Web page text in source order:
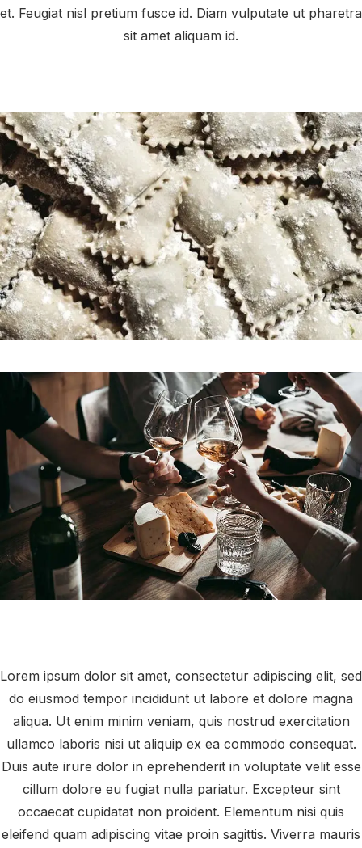
et. Feugiat nisl pretium fusce id. Diam vulputate ut pharetra
sit amet aliquam id.
Lorem ipsum dolor sit amet, consectetur adipiscing elit, sed
do eiusmod tempor incididunt ut labore et dolore magna
aliqua. Ut enim minim veniam, quis nostrud exercitation
ullamco laboris nisi ut aliquip ex ea commodo consequat.
Duis aute irure dolor in eprehenderit in voluptate velit esse
cillum dolore eu fugiat nulla pariatur. Excepteur sint
occaecat cupidatat non proident. Elementum nisi quis
eleifend quam adipiscing vitae proin sagittis. Viverra mauris